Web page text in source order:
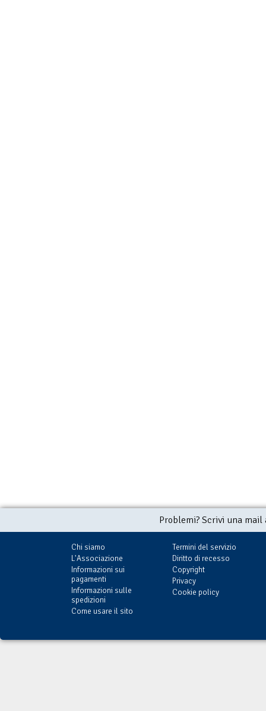
Problemi? Scrivi una
Chi siamo
L'Associazione
Informazioni sui
pagamenti
Informazioni sulle
spedizioni
Come usare il sito
Termini del servizio
Diritto di recesso
Copyright
Privacy
Cookie policy